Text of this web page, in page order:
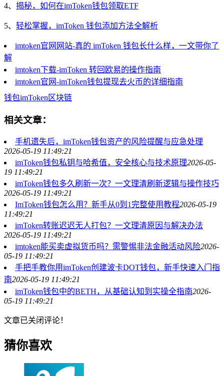
4、 揭秘，如何在imToken钱包领取ETF
5、 轻松掌握，imToken 钱包添加方法全解析
imtoken官网网站-真的 imToken 钱包长什么样，一文带你了
解
imtoken下载-imToken 转回欧易的操作指南
imtoken官网-imToken钱包提现去火币的详细指南
钱包imToken 区块链
相关文章：
手机遗失后，imToken钱包资产的风险提醒与应急处理
2026-05-19 11:49:21
imToken钱包私钥与哈希值，安全核心与技术原理2026-05-
19 11:49:21
imToken钱包多久刷新一次？一文理清刷新逻辑与操作技巧
2026-05-19 11:49:21
ImToken钱包怎么用？新手从0到1完整使用教程2026-05-19
11:49:21
imToken转账迟迟无人打包？一文理清原因与解决办法
2026-05-19 11:49:21
imtoken能买卖虚拟货币吗？需警惕非法金融活动风险2026-
05-19 11:49:21
手把手教你用imToken创建波卡DOT钱包，新手快速入门指
南2026-05-19 11:49:21
imToken钱包中的BETH，从基础认知到实操全指南2026-
05-19 11:49:21
文章已关闭评论！
猜你喜欢